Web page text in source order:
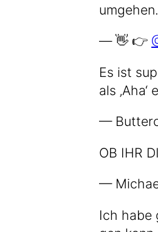
umgehen.
— 👋 👉
Es ist
als ‚Aha‘
—
OB IHR
—
Ich habe